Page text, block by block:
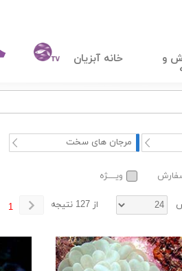
و خانه آبزیان
مرجان های سخت
ویــــژه
از 127 نتیجه 1